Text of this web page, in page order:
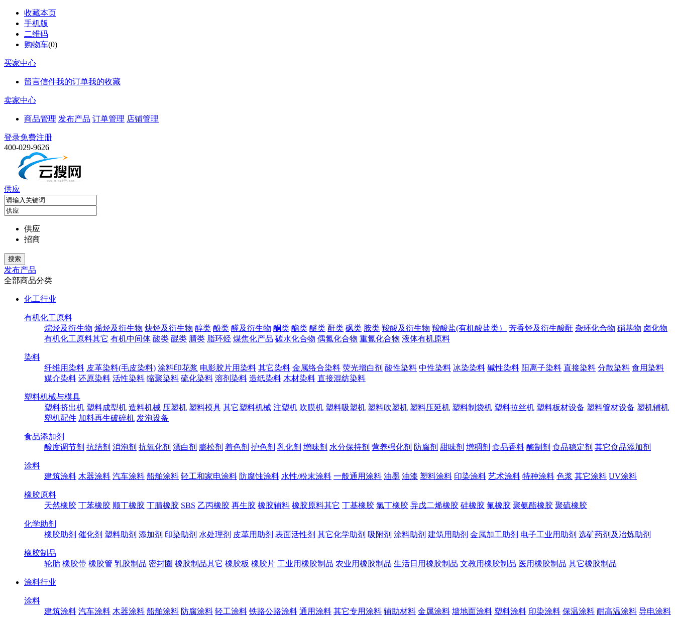
收藏本页
手机版
二维码
购物车(0)
买家中心
留言信件我的订单我的收藏
卖家中心
商品管理 发布产品 订单管理 店铺管理
登录免费注册
400-029-9626
供应
供应
招商
发布产品
全部商品分类
化工行业
有机化工原料
烷烃及衍生物 烯烃及衍生物 炔烃及衍生物 醇类 酚类 醛及衍生物 酮类 酯类 醚类 酐类 砜类 胺类 羧酸及衍生物 羧酸盐(有机酸盐类） 芳香烃及衍生酸酐 杂环化合物 硝基物 卤化物
有机化工原料其它 有机中间体 酸类 醌类 腈类 脂环烃 煤焦化产品 碳水化合物 偶氮化合物 重氮化合物 液体有机原料
染料
纤维用染料 皮革染料(毛皮染料) 涂料印花浆 电影胶片用染料 其它染料 金属络合染料 荧光增白剂 酸性染料 中性染料 冰染染料 碱性染料 阳离子染料 直接染料 分散染料 食用染料
媒介染料 还原染料 活性染料 缩聚染料 硫化染料 溶剂染料 造纸染料 木材染料 直接混纺染料
塑料机械与模具
塑料挤出机 塑料成型机 造料机械 压塑机 塑料模具 其它塑料机械 注塑机 吹膜机 塑料吸塑机 塑料吹塑机 塑料压延机 塑料制袋机 塑料拉丝机 塑料板材设备 塑料管材设备 塑机辅机
塑机配件 加料再生破碎机 发泡设备
食品添加剂
酸度调节剂 抗结剂 消泡剂 抗氧化剂 漂白剂 膨松剂 着色剂 护色剂 乳化剂 增味剂 水分保持剂 营养强化剂 防腐剂 甜味剂 增稠剂 食品香料 酶制剂 食品稳定剂 其它食品添加剂
涂料
建筑涂料 木器涂料 汽车涂料 船舶涂料 轻工和家电涂料 防腐蚀涂料 水性/粉末涂料 一般通用涂料 油墨 油漆 塑料涂料 印染涂料 艺术涂料 特种涂料 色浆 其它涂料 UV涂料
橡胶原料
天然橡胶 丁苯橡胶 顺丁橡胶 丁腈橡胶 SBS 乙丙橡胶 再生胶 橡胶辅料 橡胶原料其它 丁基橡胶 氯丁橡胶 异戊二烯橡胶 硅橡胶 氟橡胶 聚氨酯橡胶 聚硫橡胶
化学助剂
橡胶助剂 催化剂 塑料助剂 添加剂 印染助剂 水处理剂 皮革用助剂 表面活性剂 其它化学助剂 吸附剂 涂料助剂 建筑用助剂 金属加工助剂 电子工业用助剂 选矿药剂及冶炼助剂
橡胶制品
轮胎 橡胶带 橡胶管 乳胶制品 密封圈 橡胶制品其它 橡胶板 橡胶片 工业用橡胶制品 农业用橡胶制品 生活日用橡胶制品 文教用橡胶制品 医用橡胶制品 其它橡胶制品
涂料行业
涂料
建筑涂料 汽车涂料 木器涂料 船舶涂料 防腐涂料 轻工涂料 铁路公路涂料 通用涂料 其它专用涂料 辅助材料 金属涂料 墙地面涂料 塑料涂料 印染涂料 保温涂料 耐高温涂料 导电涂料